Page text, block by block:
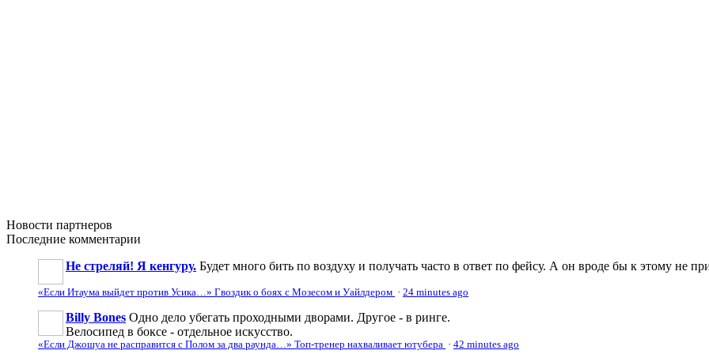
Новости партнеров
Последние комментарии
Не стреляй! Я кенгуру. Будет много бить по воздуху и получать часто в ответ по фейсу. А он вроде бы к этому не
«Если Итаума выйдет против Усика…» Гвоздик о боях с Мозесом и Уайлдером · 24 minutes ago
Billy Bones Одно дело убегать проходными дворами. Другое - в ринге.
Велосипед в боксе - отдельное искусство.
«Если Джошуа не расправится с Полом за два раунда…» Топ-тренер нахваливает ютубера · 42 minutes ago